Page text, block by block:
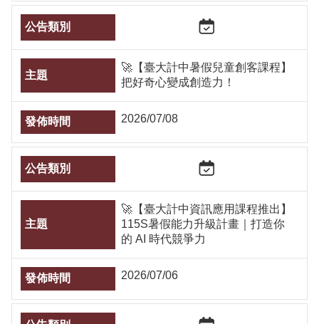
🚀【臺大計中暑假兒童創客課程】
把好奇心變成創造力！
2026/07/08
🚀【臺大計中資訊應用課程推出】
115S暑假能力升級計畫｜打造你
的 AI 時代競爭力
2026/07/06